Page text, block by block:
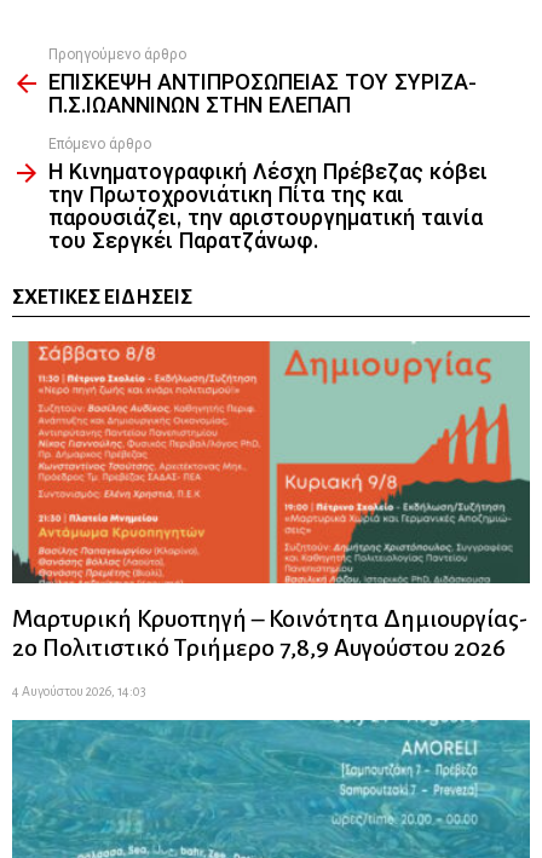
more
Προηγούμενο άρθρο
ΕΠΙΣΚΕΨΗ ΑΝΤΙΠΡΟΣΩΠΕΙΑΣ ΤΟΥ ΣΥΡΙΖΑ-
Π.Σ.ΙΩΑΝΝΙΝΩΝ ΣΤΗΝ ΕΛΕΠΑΠ
Επόμενο άρθρο
Η Κινηματογραφική Λέσχη Πρέβεζας κόβει
την Πρωτοχρονιάτικη Πίτα της και
παρουσιάζει, την αριστουργηματική ταινία
του Σεργκέι Παρατζάνωφ.
ΣΧΕΤΙΚΈΣ ΕΙΔΉΣΕΙΣ
Μαρτυρική Κρυοπηγή – Κοινότητα Δημιουργίας-
2ο Πολιτιστικό Τριήμερο 7,8,9 Αυγούστου 2026
4 Αυγούστου 2026, 14:03